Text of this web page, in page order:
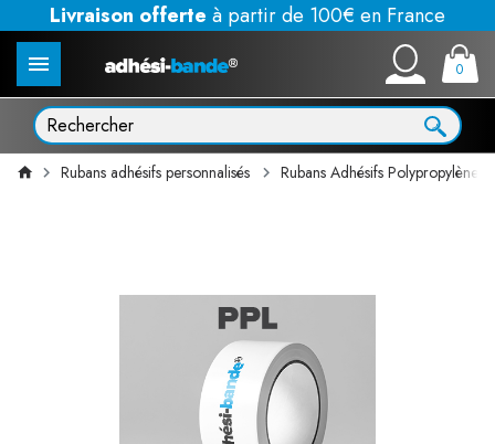
Livraison offerte à partir de 100€ en France
0
Rubans adhésifs personnalisés Rubans Adhésifs Polypropylène